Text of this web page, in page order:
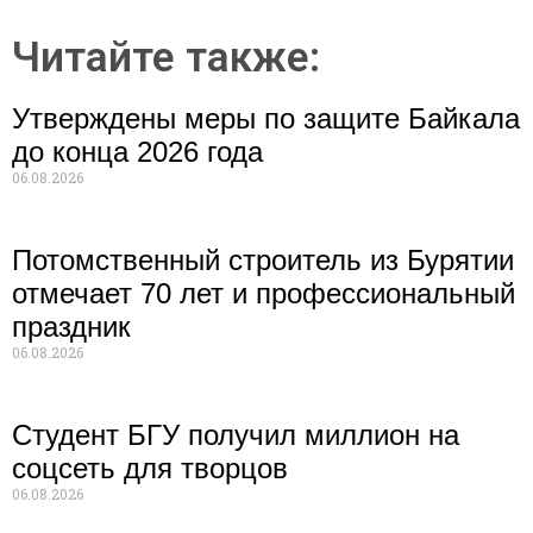
Читайте также:
Утверждены меры по защите Байкала
до конца 2026 года
06.08.2026
Потомственный строитель из Бурятии
отмечает 70 лет и профессиональный
праздник
06.08.2026
Студент БГУ получил миллион на
соцсеть для творцов
06.08.2026